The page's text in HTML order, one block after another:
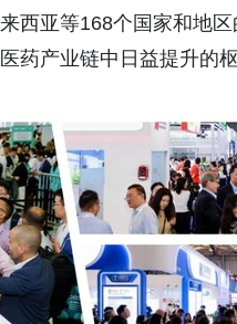
西亚等168个国家和地
药产业链中日益提升的